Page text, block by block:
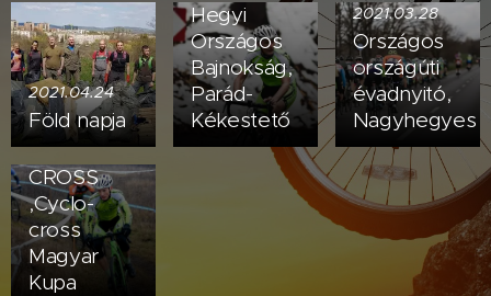
2021.04.24
Föld napja
Hegyi
Országos
Bajnokság,
Parád-
Kékestető
2021.03.28
Országos
országúti
évadnyitó,
Nagyhegyes
2021.01.07
NYKSE
PARK
CROSS
,Cyclo-
cross
Magyar
Kupa